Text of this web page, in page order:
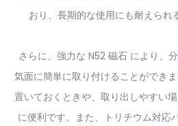
おり、長期的な使用にも耐えられ
さらに、 強力な N52 磁石により、
気面に簡単に取り付けることができ
置いておくときや、取り出しやすい
に便利です。また、
トリチウム対応